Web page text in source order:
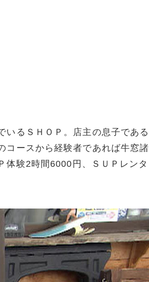
いるＳＨＯＰ。店主の息子である
コースから経験者であれば牛窓諸
体験2時間6000円、ＳＵＰレンタ